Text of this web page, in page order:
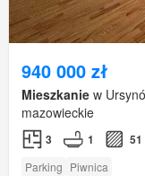
940 000 zł
Mieszkanie w
mazowieckie
3 1 51
Parking Piwnica